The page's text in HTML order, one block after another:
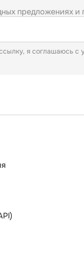
предложениях
я соглашаюсь с